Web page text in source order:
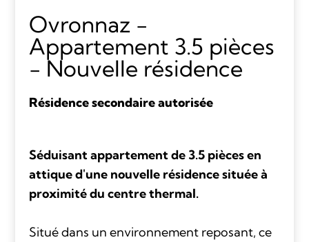
Ovronnaz -
Appartement 3.5 pièces
- Nouvelle résidence
Résidence secondaire autorisée
Séduisant appartement de 3.5 pièces en
attique d'une nouvelle résidence située à
proximité du centre thermal.
Situé dans un environnement reposant, ce